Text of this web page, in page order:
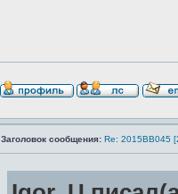
Заголовок сообщения: Re: 2015ВВ045